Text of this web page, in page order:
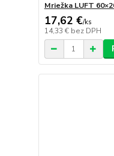
Mriežka LUFT
17,62 €/ks
14,33 € bez DPH